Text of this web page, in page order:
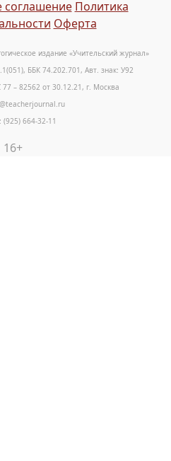
соглашение Политика
Оферта
издание «Учительский журнал»
ББК 74.202.701, Авт. знак: У92
– 82562 от 30.12.21, г. Москва
(925) 664-32-11
16+